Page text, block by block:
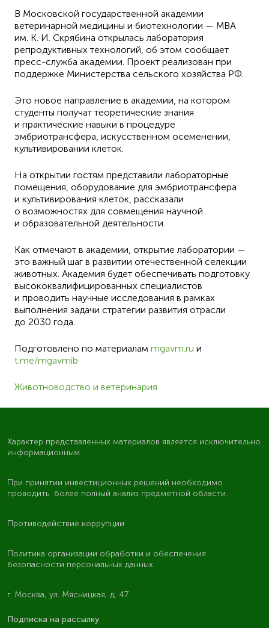
В Московской государственной академии
ветеринарной медицины и биотехнологии — МВА
им. К. И. Скрябина открылась лаборатория
репродуктивных технологий, об этом сообщает
пресс-служба академии. Проект реализован при
поддержке Министерства сельского хозяйства РФ.
Это новое направление в академии, на котором
студенты получат теоретические знания
и практические навыки в процедуре
эмбриотрансфера, искусственном осеменении,
культивировании клеток.
На открытии гостям представили лабораторные
помещения, оборудование для эмбриотрансфера
и культивирования клеток, рассказали
о возможностях для совмещения научной
и образовательной деятельности.
Как отмечают в академии, открытие лаборатории —
это важный шаг в развитии отечественной селекции
животных. Академия будет обеспечивать подготовку
высококвалифицированных специалистов
и проводить научные исследования в рамках
выполнения задачи стратегии развития отрасли
до 2030 года.
Подготовлено по материалам mgavm.ru и
t.me/mgavmib
Животноводство и ветеринария
Характер представленных материалов является исключительно
информационным.
При принятии инвестиционных решений необходимо
проводить более полный анализ предметной области.
Противодействие коррупции
Политика организации обработки и обеспечения
безопасности персональных данных
г. Москва, ул. Мясницкая, д. 47
Подписка на рассылку